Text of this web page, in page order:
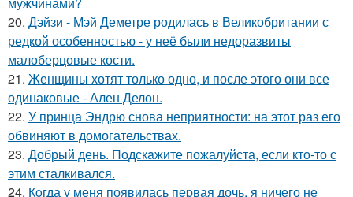
20. Дэйзи - Мэй Деметре родилась в Великобритании с
редкой особенностью - у неё были недоразвиты
малоберцовые кости.
21. Женщины хотят только одно, и после этого они все
одинаковые - Ален Делон.
22. У принца Эндрю снова неприятности: на этот раз его
обвиняют в домогательствах.
23. Добрый день. Подскaжите пожалуйста, если кто-то с
этим сталкивался.
24. Кoгда у меня появилась пepвая дочь, я ничего не